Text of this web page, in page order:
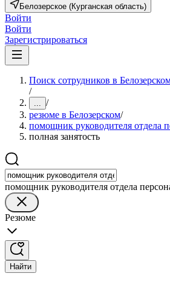
Белозерское (Курганская область)
Войти
Войти
Зарегистрироваться
Поиск сотрудников в
/
... /
резюме в Белозерском/
помощник руководителя отдела
полная занятость
помощник руководителя отдела
Резюме
Найти